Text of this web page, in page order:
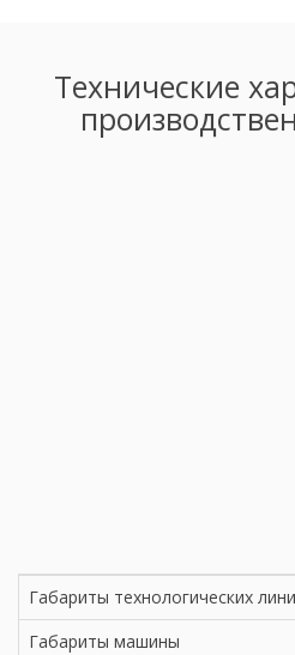
Технические
Габариты технологических
Габариты машины